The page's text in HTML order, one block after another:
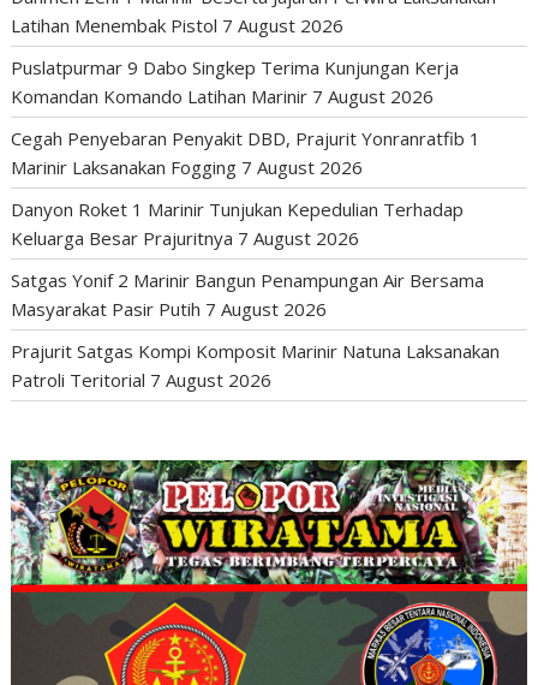
Latihan Menembak Pistol 7 August 2026
Puslatpurmar 9 Dabo Singkep Terima Kunjungan Kerja
Komandan Komando Latihan Marinir 7 August 2026
Cegah Penyebaran Penyakit DBD, Prajurit Yonranratfib 1
Marinir Laksanakan Fogging 7 August 2026
Danyon Roket 1 Marinir Tunjukan Kepedulian Terhadap
Keluarga Besar Prajuritnya 7 August 2026
Satgas Yonif 2 Marinir Bangun Penampungan Air Bersama
Masyarakat Pasir Putih 7 August 2026
Prajurit Satgas Kompi Komposit Marinir Natuna Laksanakan
Patroli Teritorial 7 August 2026